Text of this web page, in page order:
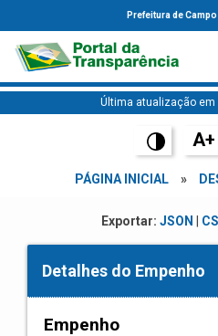
Prefeitura de
Última atualização
A+
PÁGINA INICIAL »
Exportar: JSON
Detalhes do Empenho
Empenho